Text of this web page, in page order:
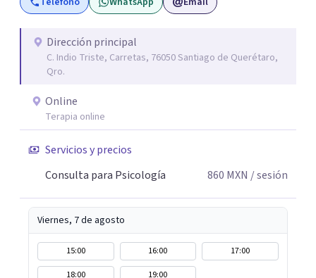
imaginas. Contáctame por Wahtsapp. Puedo ayudarte.
Dirección principal
C. Indio Triste, Carretas, 76050 Santiago de Querétaro,
Qro.
Online
Terapia online
Servicios y precios
Consulta para Psicología
860 MXN / sesión
Viernes, 7 de agosto
15:00 16:00
17:00
18:00
19:00